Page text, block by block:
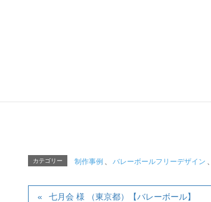
カテゴリー 制作事例 バレーボールフリーデザイン
七月会 様 （東京都）【バレーボール】